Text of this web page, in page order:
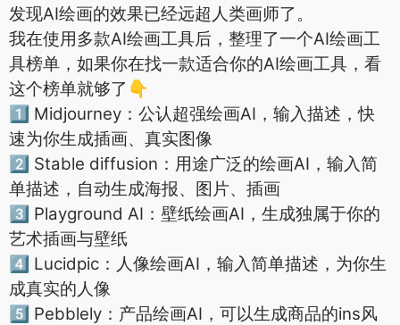
发现AI绘画的效果已经远超人类画师了。
我在使用多款AI绘画工具后，整理了一个AI绘画工
具榜单，如果你在找一款适合你的AI绘画工具，看
这个榜单就够了👇
1⃣️ Midjourney：公认超强绘画AI，输入描述，快
速为你生成插画、真实图像
2⃣️ Stable diffusion：用途广泛的绘画AI，输入简
单描述，自动生成海报、图片、插画
3⃣️ Playground AI：壁纸绘画AI，生成独属于你的
艺术插画与壁纸
4⃣️ Lucidpic：人像绘画AI，输入简单描述，为你生
成真实的人像
5⃣️ Pebblely：产品绘画AI，可以生成商品的ins风